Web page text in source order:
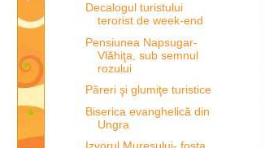
Decalogul turistului
terorist de week-end
Pensiunea Napsugar-
Vlăhiţa, sub semnul
rozului
Păreri şi glumiţe turistice
Biserica evanghelică din
Ungra